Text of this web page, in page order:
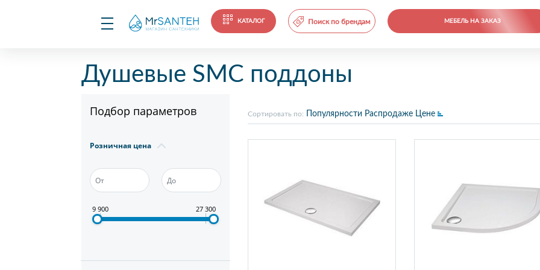
КАТАЛОГ Поиск по брендам МЕБЕЛЬ НА ЗАКАЗ
Душевые SMC поддоны
Подбор параметров
Розничная цена
9 900 27 300
Сортировать по: Популярности Распродаже Цене